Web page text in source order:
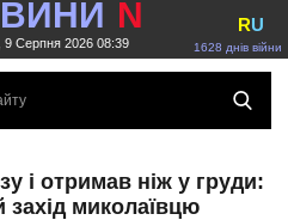
N
9 Серпня 2026 08:39 1628 днів війни
RU
і отримав ніж у груди:
захід миколаївцю